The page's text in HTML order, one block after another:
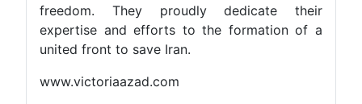
freedom. They proudly dedicate their
expertise and efforts to the formation of a
united front to save Iran.
www.victoriaazad.com